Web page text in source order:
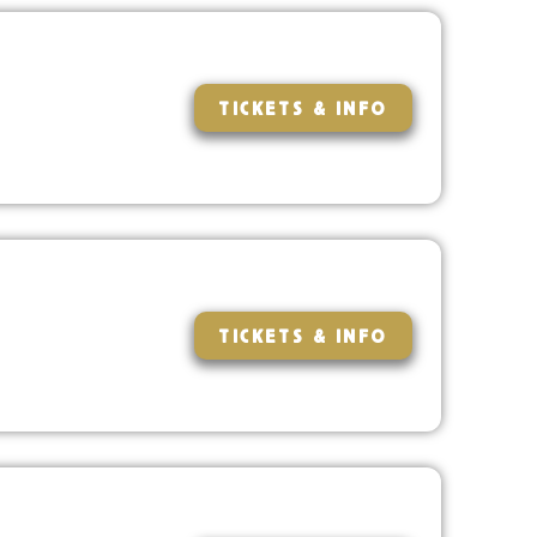
TICKETS & INFO
TICKETS & INFO